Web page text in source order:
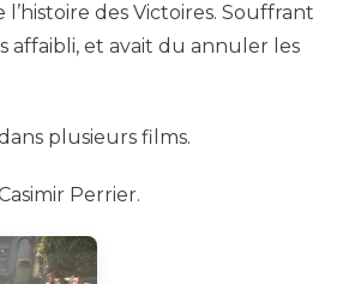
des Victoires. Souffrant
affaibli, et avait du annuler les
plusieurs films.
Perrier.